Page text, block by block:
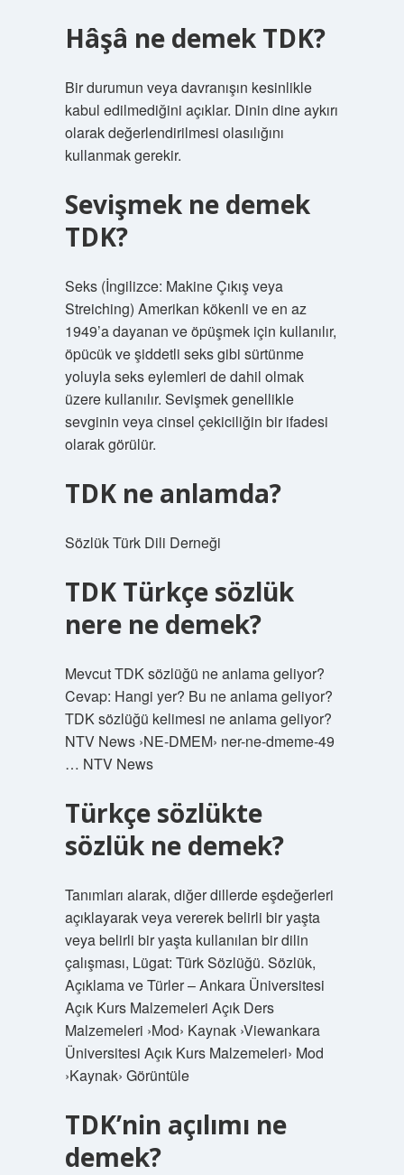
Hâşâ ne demek TDK?
Bir durumun veya davranışın kesinlikle
kabul edilmediğini açıklar. Dinin dine aykırı
olarak değerlendirilmesi olasılığını
kullanmak gerekir.
Sevişmek ne demek
TDK?
Seks (İngilizce: Makine Çıkış veya
Streiching) Amerikan kökenli ve en az
1949’a dayanan ve öpüşmek için kullanılır,
öpücük ve şiddetli seks gibi sürtünme
yoluyla seks eylemleri de dahil olmak
üzere kullanılır. Sevişmek genellikle
sevginin veya cinsel çekiciliğin bir ifadesi
olarak görülür.
TDK ne anlamda?
Sözlük Türk Dili Derneği
TDK Türkçe sözlük
nere ne demek?
Mevcut TDK sözlüğü ne anlama geliyor?
Cevap: Hangi yer? Bu ne anlama geliyor?
TDK sözlüğü kelimesi ne anlama geliyor?
NTV News ›NE-DMEM› ner-ne-dmeme-49
… NTV News
Türkçe sözlükte
sözlük ne demek?
Tanımları alarak, diğer dillerde eşdeğerleri
açıklayarak veya vererek belirli bir yaşta
veya belirli bir yaşta kullanılan bir dilin
çalışması, Lügat: Türk Sözlüğü. Sözlük,
Açıklama ve Türler – Ankara Üniversitesi
Açık Kurs Malzemeleri Açık Ders
Malzemeleri ›Mod› Kaynak ›Viewankara
Üniversitesi Açık Kurs Malzemeleri› Mod
›Kaynak› Görüntüle
TDK’nin açılımı ne
demek?